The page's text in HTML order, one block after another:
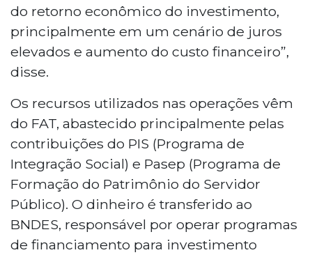
do retorno econômico do investimento,
principalmente em um cenário de juros
elevados e aumento do custo financeiro”,
disse.
Os recursos utilizados nas operações vêm
do FAT, abastecido principalmente pelas
contribuições do PIS (Programa de
Integração Social) e Pasep (Programa de
Formação do Patrimônio do Servidor
Público). O dinheiro é transferido ao
BNDES, responsável por operar programas
de financiamento para investimento